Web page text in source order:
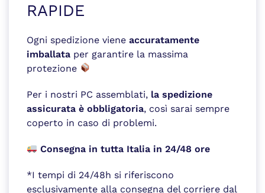
RAPIDE
Ogni spedizione viene accuratamente
imballata per garantire la massima
protezione
Per i nostri PC assemblati, la spedizione
assicurata è obbligatoria, così sarai sempre
coperto in caso di problemi.
Consegna in tutta Italia in 24/48 ore
*I tempi di 24/48h si riferiscono
esclusivamente alla consegna del corriere dal